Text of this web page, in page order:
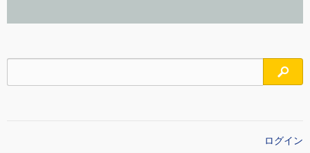
検索
ログイン